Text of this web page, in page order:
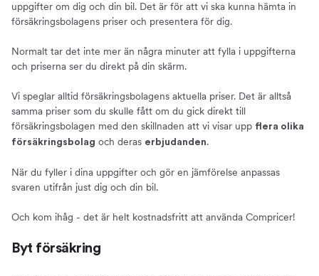
uppgifter om dig och din bil. Det är för att vi ska kunna hämta in
försäkringsbolagens priser och presentera för dig.
Normalt tar det inte mer än några minuter att fylla i uppgifterna
och priserna ser du direkt på din skärm.
Vi speglar alltid försäkringsbolagens aktuella priser. Det är alltså
samma priser som du skulle fått om du gick direkt till
försäkringsbolagen med den skillnaden att vi visar upp flera olika
försäkringsbolag och deras erbjudanden.
När du fyller i dina uppgifter och gör en jämförelse anpassas
svaren utifrån just dig och din bil.
Och kom ihåg - det är helt kostnadsfritt att använda Compricer!
Byt försäkring